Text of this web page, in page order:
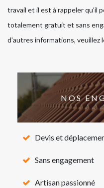
travail et il est à rappeler qu'il
totalement gratuit et sans
d'autres informations,
NOS
Devis et
Sans engagement
Artisan passionné